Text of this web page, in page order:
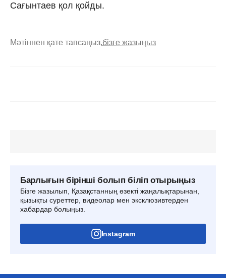
Сағынтаев қол қойды.
Мәтіннен қате тапсаңыз,бізге жазыңыз
Барлығын бірінші болып біліп отырыңыз
Бізге жазылып, Қазақстанның өзекті жаңалықтарынан,
қызықты суреттер, видеолар мен эксклюзивтерден
хабардар болыңыз.
Instagram